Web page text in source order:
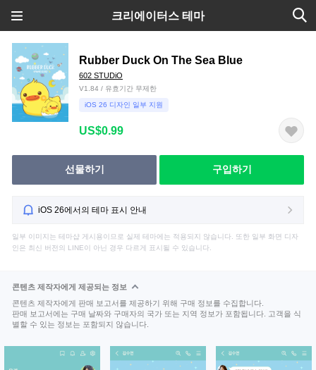
크리에이터스 테마
Rubber Duck On The Sea Blue
602 STUDiO
V1.84 / 유효기간 무제한
iOS 26 디자인 일부 지원
US$0.99
선물하기 구입하기
iOS 26에서의 테마 표시 안내
일부 이미지는 테마샵 게시용이므로 실제 테마에는 적용되지 않습니다. 또한 일부 화면 디자
인은 최신 버전의 LINE이 아닌 경우 다르게 표시될 수 있습니다.
콘텐츠 제작자에게 제공되는 정보
콘텐츠 제작자에게 판매 보고서를 제공하기 위해 구매 정보를 수집합니다.
판매 보고서에는 구매 날짜와 구매자의 국가 또는 지역 정보가 포함됩니다. 고객을 식
별할 수 있는 정보는 포함되지 않습니다.